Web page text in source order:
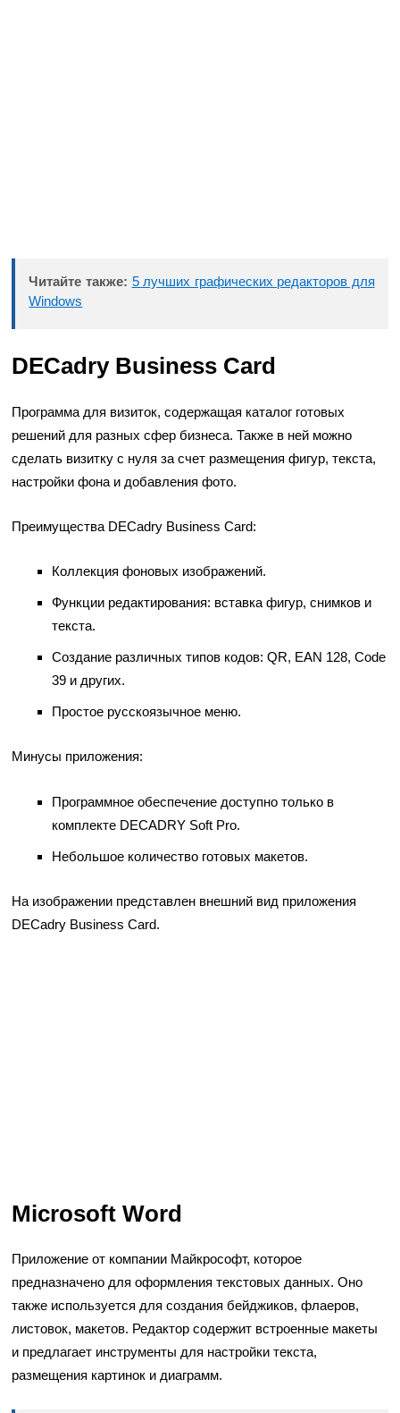
Читайте также: 5 лучших графических редакторов для
Windows
DECadry Business Card
Программа для визиток, содержащая каталог готовых
решений для разных сфер бизнеса. Также в ней можно
сделать визитку с нуля за счет размещения фигур, текста,
настройки фона и добавления фото.
Преимущества DECadry Business Card:
Коллекция фоновых изображений.
Функции редактирования: вставка фигур, снимков и
текста.
Создание различных типов кодов: QR, EAN 128, Code
39 и других.
Простое русскоязычное меню.
Минусы приложения:
Программное обеспечение доступно только в
комплекте DECADRY Soft Pro.
Небольшое количество готовых макетов.
На изображении представлен внешний вид приложения
DECadry Business Card.
Microsoft Word
Приложение от компании Майкрософт, которое
предназначено для оформления текстовых данных. Оно
также используется для создания бейджиков, флаеров,
листовок, макетов. Редактор содержит встроенные макеты
и предлагает инструменты для настройки текста,
размещения картинок и диаграмм.